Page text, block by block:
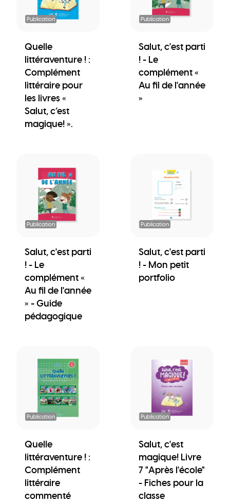
Publication
Quelle
littéraventure ! :
Complément
littéraire pour
les livres «
Salut, c’est
magique! ».
Publication
Salut, c'est parti
! - Le
complément «
Au fil de l'année
»
Publication
Salut, c'est parti
! - Le
complément «
Au fil de l'année
» - Guide
pédagogique
Publication
Salut, c'est parti
! - Mon petit
portfolio
Publication
Quelle
littéraventure ! :
Complément
littéraire
commenté
Publication
Salut, c'est
magique! Livre
7 "Après l'école"
- Fiches pour la
classe